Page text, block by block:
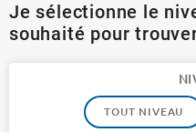
Je sélectionne le
souhaité pour
TOUT NIVEAU